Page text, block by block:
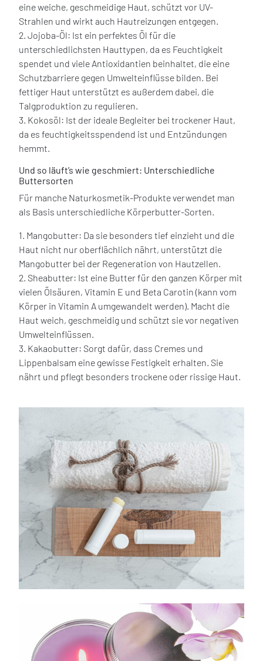
eine weiche, geschmeidige Haut, schützt vor UV-
Strahlen und wirkt auch Hautreizungen entgegen.
2. Jojoba-Öl: Ist ein perfektes Öl für die
unterschiedlichsten Hauttypen, da es Feuchtigkeit
spendet und viele Antioxidantien beinhaltet, die eine
Schutzbarriere gegen Umwelteinflüsse bilden. Bei
fettiger Haut unterstützt es außerdem dabei, die
Talgproduktion zu regulieren.
3. Kokosöl: Ist der ideale Begleiter bei trockener Haut,
da es feuchtigkeitsspendend ist und Entzündungen
hemmt.
Und so läuft’s wie geschmiert: Unterschiedliche
Buttersorten
Für manche Naturkosmetik-Produkte verwendet man
als Basis unterschiedliche Körperbutter-Sorten.
1. Mangobutter: Da sie besonders tief einzieht und die
Haut nicht nur oberflächlich nährt, unterstützt die
Mangobutter bei der Regeneration von Hautzellen.
2. Sheabutter: Ist eine Butter für den ganzen Körper mit
vielen Ölsäuren, Vitamin E und Beta Carotin (kann vom
Körper in Vitamin A umgewandelt werden). Macht die
Haut weich, geschmeidig und schützt sie vor negativen
Umwelteinflüssen.
3. Kakaobutter: Sorgt dafür, dass Cremes und
Lippenbalsam eine gewisse Festigkeit erhalten. Sie
nährt und pflegt besonders trockene oder rissige Haut.